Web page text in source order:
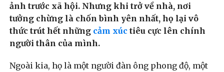
ảnh trước xã hội. Nhưng khi trở về nhà, nơi
tưởng chừng là chốn bình yên nhất, họ lại vô
thức trút hết nhữngcảm xúc tiêu cực lên chính
người thân của mình.
Ngoài kia, họ là một người đàn ông phong độ, một